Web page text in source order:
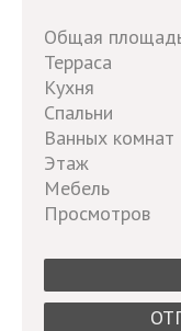
Общая
Терраса
Кухня
Спальни
Ванных комнат
Этаж
Мебель
Просмотров